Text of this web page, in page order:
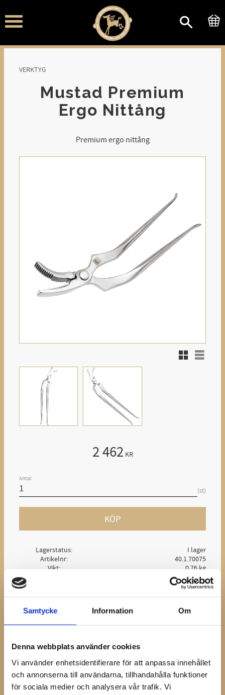
Samtycke Information Om
Denna webbplats använder cookies
Vi använder enhetsidentifierare för att anpassa innehållet
och annonserna till användarna, tillhandahålla funktioner
för sociala medier och analysera vår trafik. Vi
Meny
VERKTYG
Mustad Premium
Ergo Nittång
Premium ergo nittång
Rutnätsvy
Listvy
2 462 KR
Antal
st
KÖP
Lagerstatus
I lager
Artikelnr
40.1.70075
Vikt
0,76 kg
vinkling och utformning gör det möjligt att skapa en
säker och plan nit för alla sömmar.
Mustad Premium Ergo nittång lägger in niten i
hovväggen med minimal påverkan.